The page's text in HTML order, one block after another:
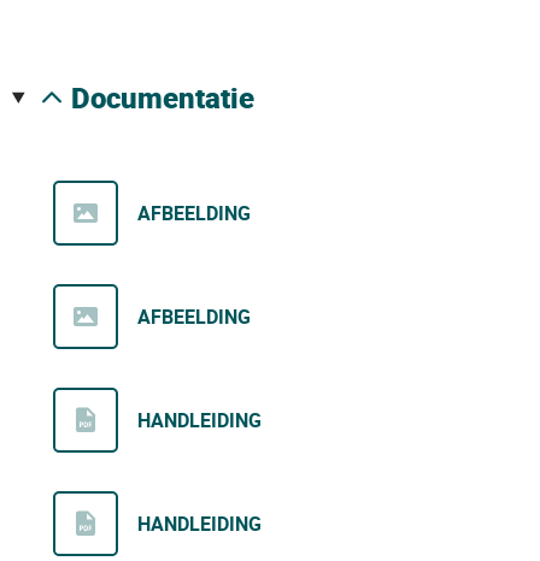
documentatie
AFBEELDING
AFBEELDING
HANDLEIDING
HANDLEIDING